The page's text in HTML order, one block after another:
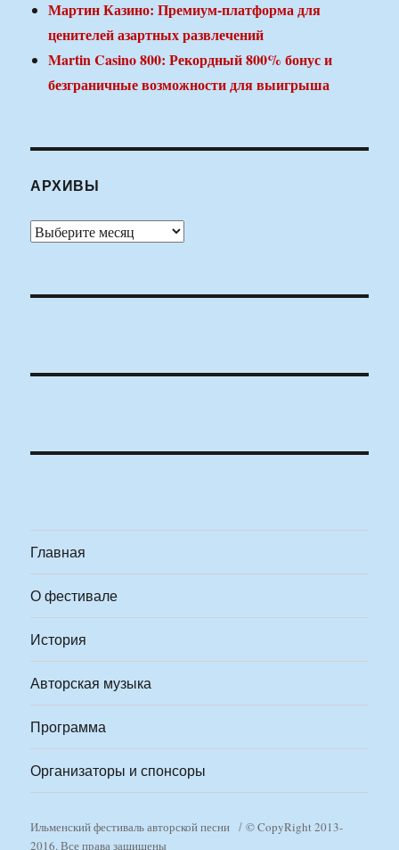
Мартин Казино: Премиум-платформа для
ценителей азартных развлечений
Martin Casino 800: Рекордный 800% бонус и
безграничные возможности для выигрыша
АРХИВЫ
Архивы
Главная
О фестивале
История
Авторская музыка
Программа
Организаторы и спонсоры
Ильменский фестиваль авторской песни
© CopyRight 2013-
2016. Все права защищены